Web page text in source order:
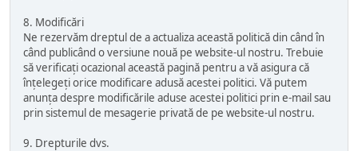
8. Modificări
Ne rezervăm dreptul de a actualiza această politică din când în
când publicând o versiune nouă pe website-ul nostru. Trebuie
să verificați ocazional această pagină pentru a vă asigura că
înțelegeți orice modificare adusă acestei politici. Vă putem
anunța despre modificările aduse acestei politici prin e-mail sau
prin sistemul de mesagerie privată de pe website-ul nostru.
9. Drepturile dvs.